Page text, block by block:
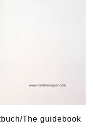
The guidebook